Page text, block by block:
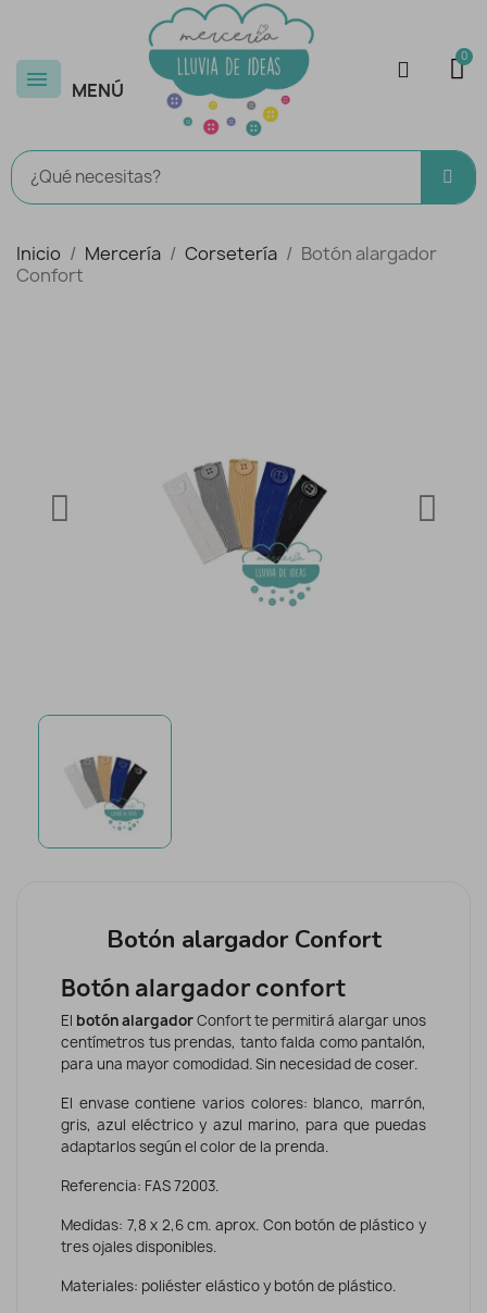
MENÚ
Inicio Mercería Corsetería
Botón alargador
Confort
Botón alargador Confort
Botón alargador confort
El botón alargadorConfort te permitirá alargar unos
centímetros tus prendas, tanto falda como pantalón,
para una mayor comodidad. Sin necesidad de coser.
El envase contiene varios colores: blanco, marrón,
gris, azul eléctrico y azul marino, para que puedas
adaptarlos según el color de la prenda.
Referencia: FAS 72003.
Medidas: 7,8 x 2,6 cm. aprox. Con botón de plástico y
tres ojales disponibles.
Materiales: poliéster elástico y botón de plástico.